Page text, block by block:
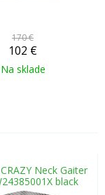
170 €
102 €
Na sklade
Neck Gaiter
black